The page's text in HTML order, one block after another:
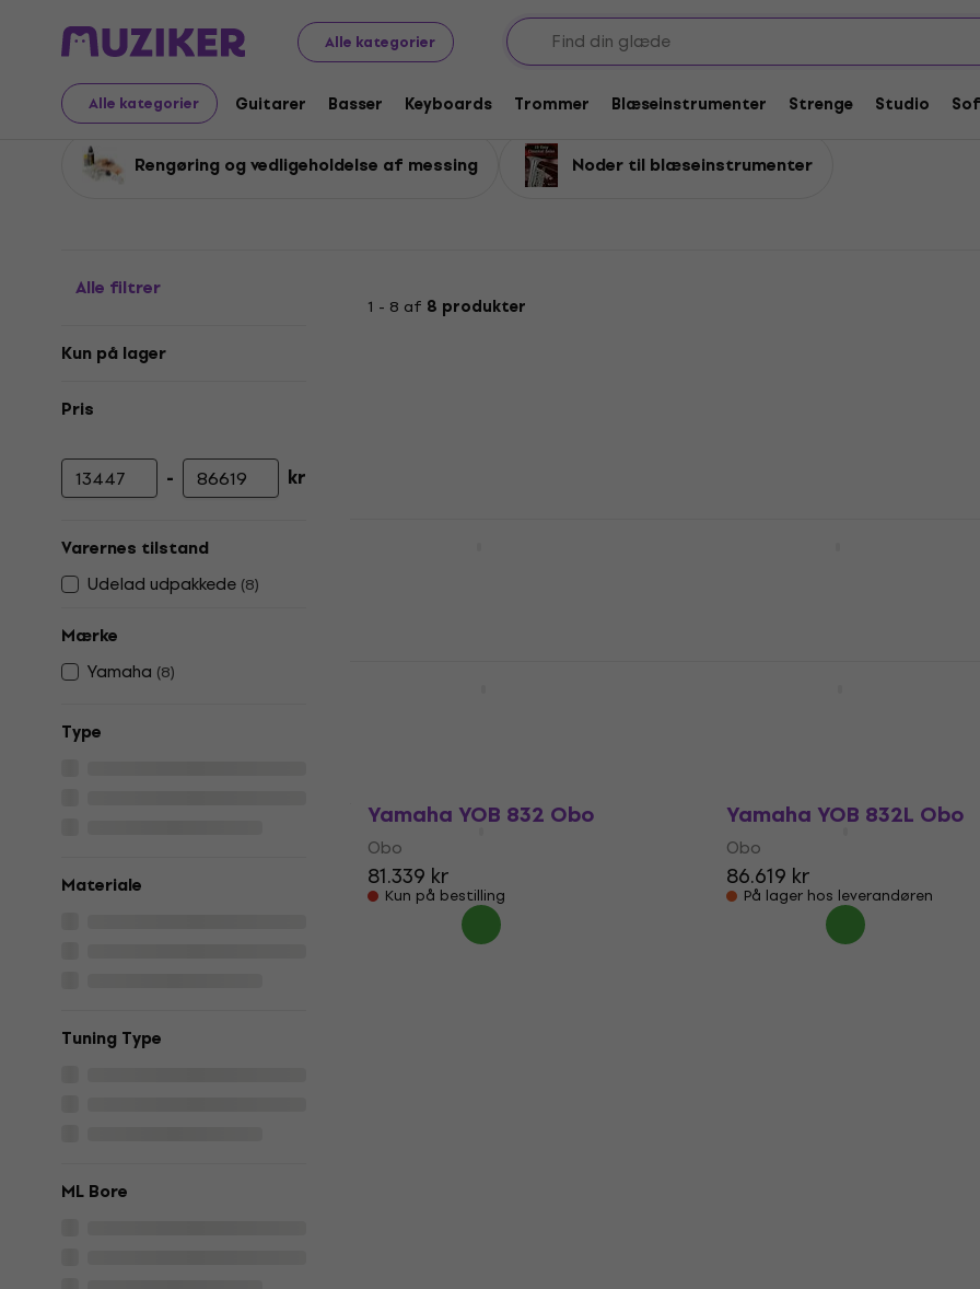
Alle kategorier
Alle kategorier Guitarer Basser Keyboards Trommer Blæseinstrumenter Strenge Studio
Musikinstrumenter Blæseinstrumenter Oboer
Oboer
Rengøring og vedligeholdelse af messing Noder til blæseinstrumenter
Alle filtrer
Kun på lager
Pris
Minimumspris
- Maksimal pris
kr
Varernes tilstand
Udelad udpakkede (8)
Mærke
Yamaha (8)
Type
Materiale
Tuning Type
ML Bore
1 - 8 af 8 produkter
Yamaha YOB 832 Obo
Obo
81.339 kr
Kun på bestilling
Yamaha YOB 832L Obo
Obo
86.619 kr
På lager hos leverandøren